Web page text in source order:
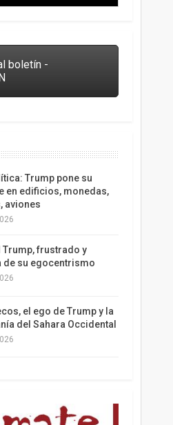
boletín -
Trump pone su
en edificios, monedas,
aviones
Trump, frustrado y
de su egocentrismo
el ego de Trump y la
del Sahara Occidental